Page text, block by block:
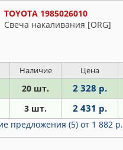
TOYOTA 1985026010
Свеча накаливания [ORG]
Наличие Цена
20 шт. 2 328 р.
3 шт. 2 431 р.
предложения (5) от 1 882 р.